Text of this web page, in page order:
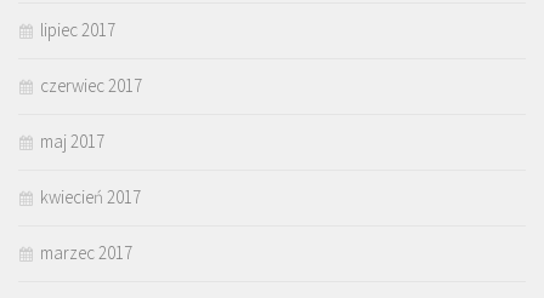
lipiec 2017
czerwiec 2017
maj 2017
kwiecień 2017
marzec 2017